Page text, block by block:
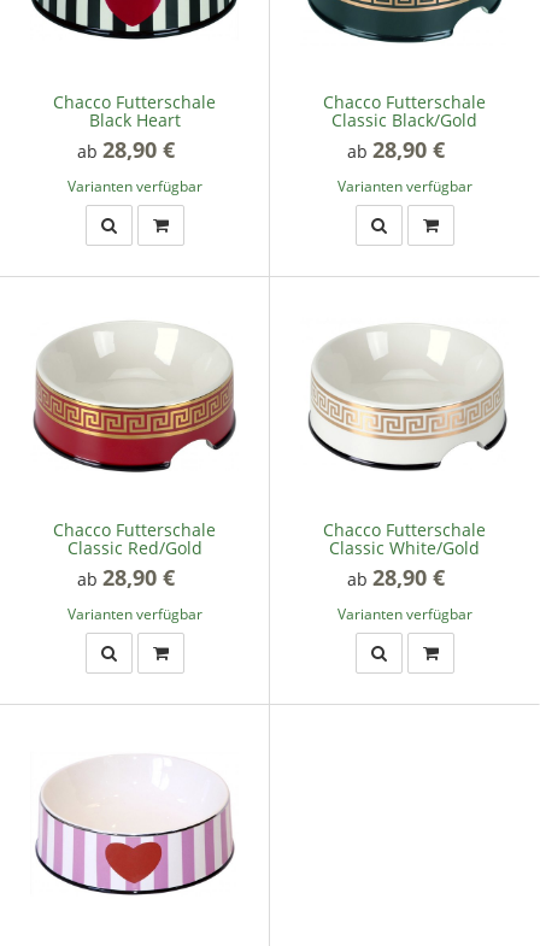
Chacco Futterschale
Black Heart
ab 28,90 €
Varianten verfügbar
Chacco Futterschale
Classic Black/Gold
ab 28,90 €
Varianten verfügbar
Chacco Futterschale
Classic Red/Gold
ab 28,90 €
Varianten verfügbar
Chacco Futterschale
Classic White/Gold
ab 28,90 €
Varianten verfügbar